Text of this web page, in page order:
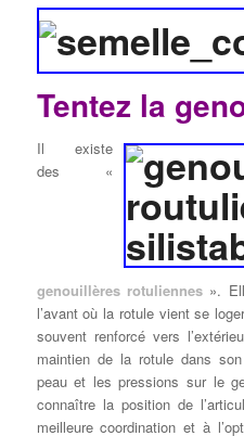
Tentez la
Il existe
des «
genouillères rotuliennes».
l’avant où la rotule vient se
souvent renforcé vers
maintien de la rotule dans
peau et les pressions sur le
connaître la position de
meilleure coordination et à